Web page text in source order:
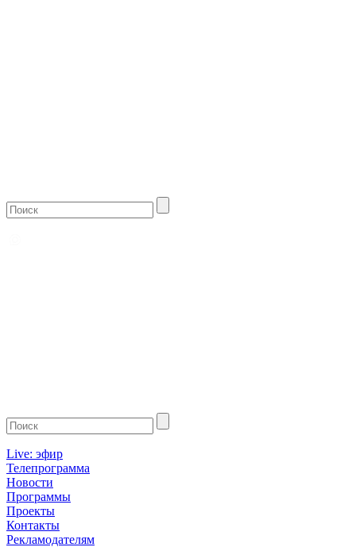
Live: эфир
Телепрограмма
Новости
Программы
Проекты
Контакты
Рекламодателям